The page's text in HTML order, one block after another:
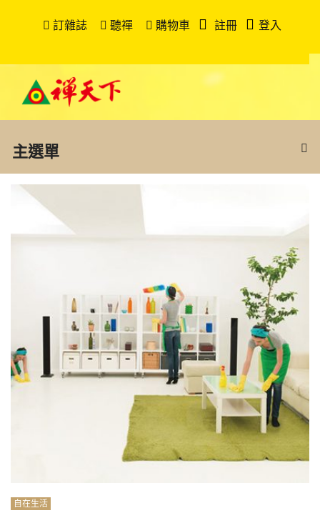
訂雜誌 聽禪 購物車 註冊 登入
主選單
自在生活